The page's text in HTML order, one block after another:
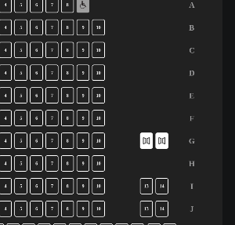
A
B
C
D
E
F
G
H
I
J
4 5 6 7 8
4 5 6 7 8 9 10
4 5 6 7 8 9 10
4 5 6 7 8 9 10
4 5 6 7 8 9 10
4 5 6 7 8 9 10
4 5 6 7 8 9 10
4 5 6 7 8 9 10
4 5 6 7 8 9 10 13 14
4 5 6 7 8 9 10 13 14